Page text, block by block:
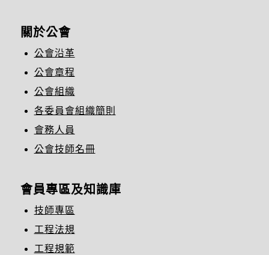
關於公會
公會沿革
公會章程
公會組織
各委員會組織簡則
會務人員
公會技師名冊
會員專區及知識庫
技師專區
工程法規
工程規範